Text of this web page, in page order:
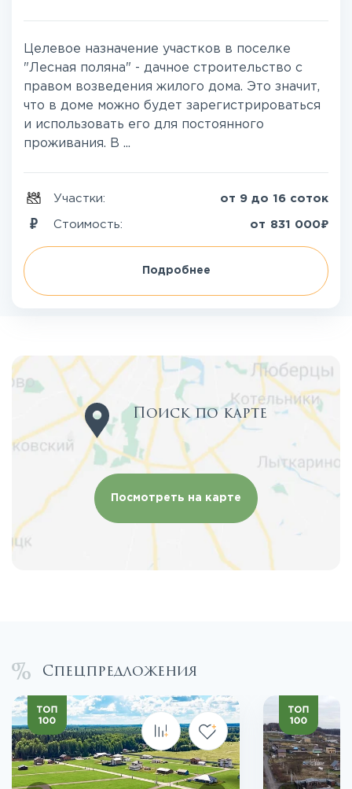
Целевое назначение участков в поселке
"Лесная поляна" - дачное строительство с
правом возведения жилого дома. Это значит,
что в доме можно будет зарегистрироваться
и использовать его для постоянного
проживания. В ...
Участки: от 9 до 16 соток
Стоимость: от 831 000₽
Подробнее
Поиск по карте
Посмотреть на карте
Спецпредложения